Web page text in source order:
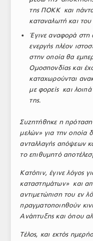
της ΠΟΚΚ και
καταναλωτή και
Έγινε αναφορά στη
ενεργής πλέον
στην οποία θα
Ομοσπονδίας και
καταχωρούνται
με φορείς και
της.
Συζητήθηκε η
μελών» για την οποία
ανταλλαγής απόψεων
το επιθυμητό
Κατόπιν, έγινε λόγος
καταστημάτων» και
αντιμετώπιση του εν
πραγματοποιηθούν
Ανάπτυξης και όπου
Τέλος, και εκτός